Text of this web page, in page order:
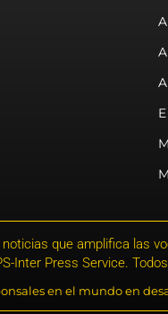
que amplifica las
Inter Press Service.
en el mundo en